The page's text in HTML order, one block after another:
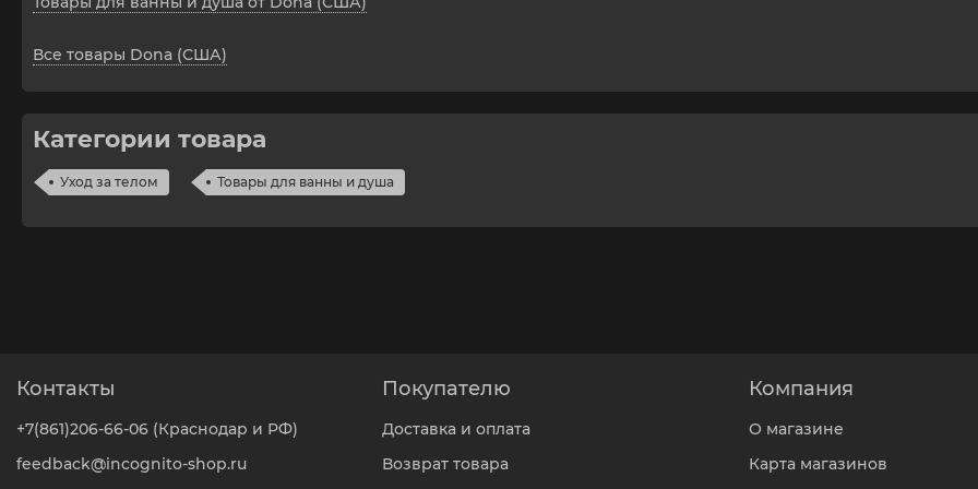
Все товары Dona (США)
Категории товара
Уход за телом Товары для ванны и душа
Контакты
+7(861)206-66-06 (Краснодар и РФ)
feedback@incognito-shop.ru
Покупателю
Доставка и оплата
Возврат товара
Компания
О магазине
Карта магазинов